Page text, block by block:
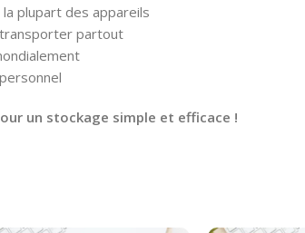
la plupart des appareils
transporter partout
un stockage simple et efficace !